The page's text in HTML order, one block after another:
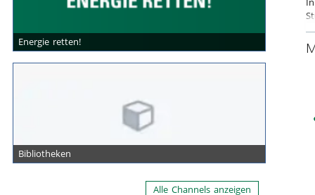
Energie retten!
Bibliotheken
Alle Channels anzeigen